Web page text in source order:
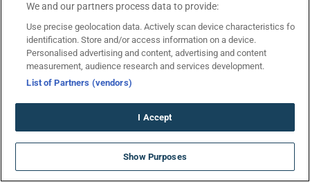
📝 Δημοφιλή
ΑΝΕΠΑΝΑΛΗΠΤΗ ΠΡΟΣΦΟΡΑ*
ΚΑΛΩΣΟΡΙΣΜΑΤΟΣ
We and our partners process data to provide:
Use precise geolocation data. Actively scan device characteristics for
identification. Store and/or access information on a device.
Personalised advertising and content, advertising and content
measurement, audience research and services development.
List of Partners (vendors)
I Accept
Show Purposes